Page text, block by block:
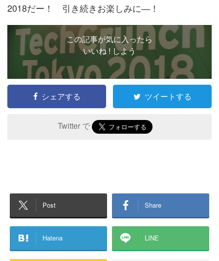
2018だー！ 引き続きお楽しみに―！
この記事が気に入ったら
いいね ! しよう
シェアする ツイートする
Twitter で
Post Share
Hatena LINE